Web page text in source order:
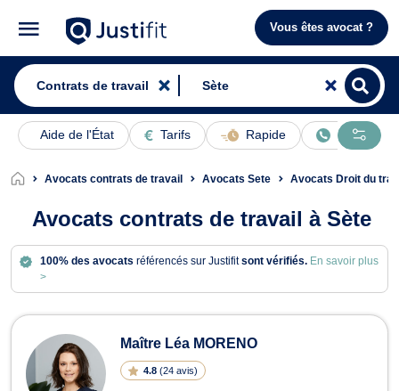
Vous êtes avocat ?
Aide de l'État Tarifs Rapide En ligne
Avocats contrats de travail Avocats Sete Avocats Droit du
Avocats contrats de travail à Sète
100% des avocats référencés sur Justifitsont vérifiés. En savoir plus
>
Avocats en contrats de travail à Sète
Maître Léa MORENO
4.8 (24 avis)